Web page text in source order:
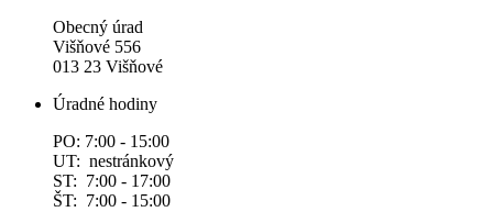
Obecný úrad
Višňové 556
013 23 Višňové
Úradné hodiny
PO: 7:00 - 15:00
UT: nestránkový
ST: 7:00 - 17:00
ŠT: 7:00 - 15:00